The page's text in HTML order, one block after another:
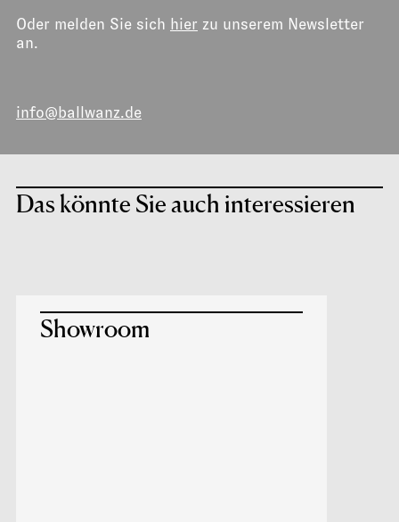
Oder melden Sie sich hier zu unserem Newsletter
an.
info@ballwanz.de
Das könnte Sie auch interessieren
Showroom